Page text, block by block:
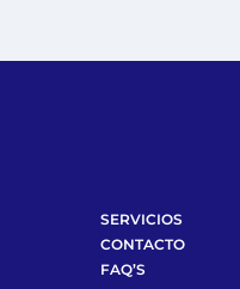
SERVICIOS
CONTACTO
FAQ’S